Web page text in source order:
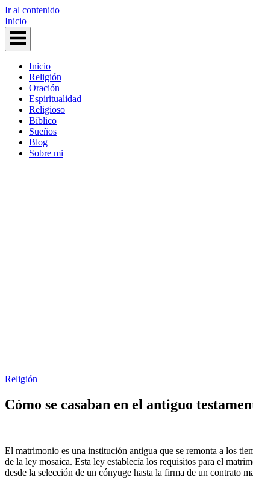
Ir al contenido
Inicio
Inicio
Religión
Oración
Espiritualidad
Religioso
Bíblico
Sueños
Blog
Sobre mi
Religión
Cómo se casaban en el antiguo
El matrimonio es una institución antigua que se remonta a los
de la ley mosaica. Esta ley establecía los requisitos para el
desde la selección de un cónyuge hasta la firma de un contrato